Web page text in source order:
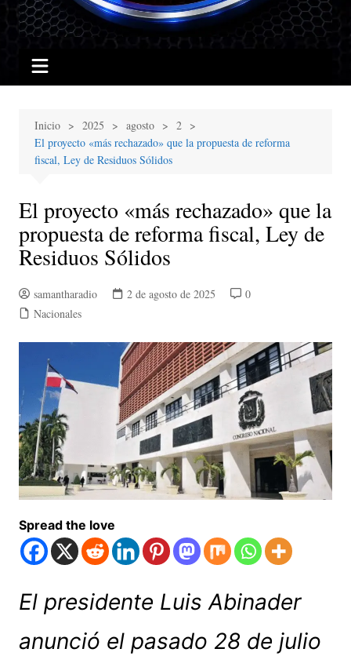
Inicio 2025 agosto
2
El proyecto «más rechazado» que la propuesta de reforma
fiscal, Ley de Residuos Sólidos
El proyecto «más rechazado» que la
propuesta de reforma fiscal, Ley de
Residuos Sólidos
samantharadio 2 de agosto de 2025
0
Nacionales
Spread the love
El presidente Luis Abinader
anunció el pasado 28 de julio